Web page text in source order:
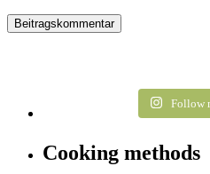
Follow
Cooking methods